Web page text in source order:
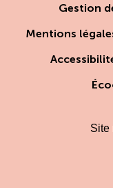
Gestion
Mentions
Site